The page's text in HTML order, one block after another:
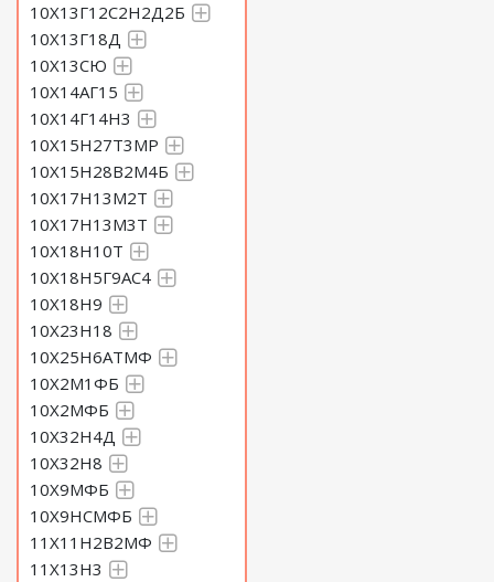
10Х13Г12С2Н2Д2Б
10Х13Г18Д
10Х13СЮ
10Х14АГ15
10Х14Г14Н3
10Х15Н27Т3МР
10Х15Н28В2М4Б
10Х17Н13М2Т
10Х17Н13М3Т
10Х18Н10Т
10Х18Н5Г9АС4
10Х18Н9
10Х23Н18
10Х25Н6АТМФ
10Х2М1ФБ
10Х2МФБ
10Х32Н4Д
10Х32Н8
10Х9МФБ
10Х9НСМФБ
11Х11Н2В2МФ
11Х13Н3